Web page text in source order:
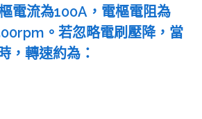
電流為100A，電樞電阻為
。若忽略電刷壓降，當
，轉速約為：